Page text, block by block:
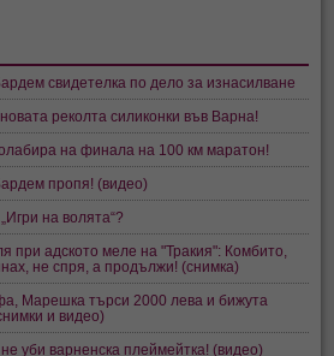
свидетелка по дело за изнасилване
реколта силиконки във Варна!
на финала на 100 км маратон!
пропя! (видео)
на волята“?
при адското меле на "Тракия": Комбито,
не спря, а продължи! (снимка)
Марешка търси 2000 лева и бижута
и видео)
уби варненска плеймейтка! (видео)